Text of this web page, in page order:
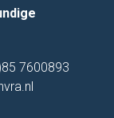
7600893